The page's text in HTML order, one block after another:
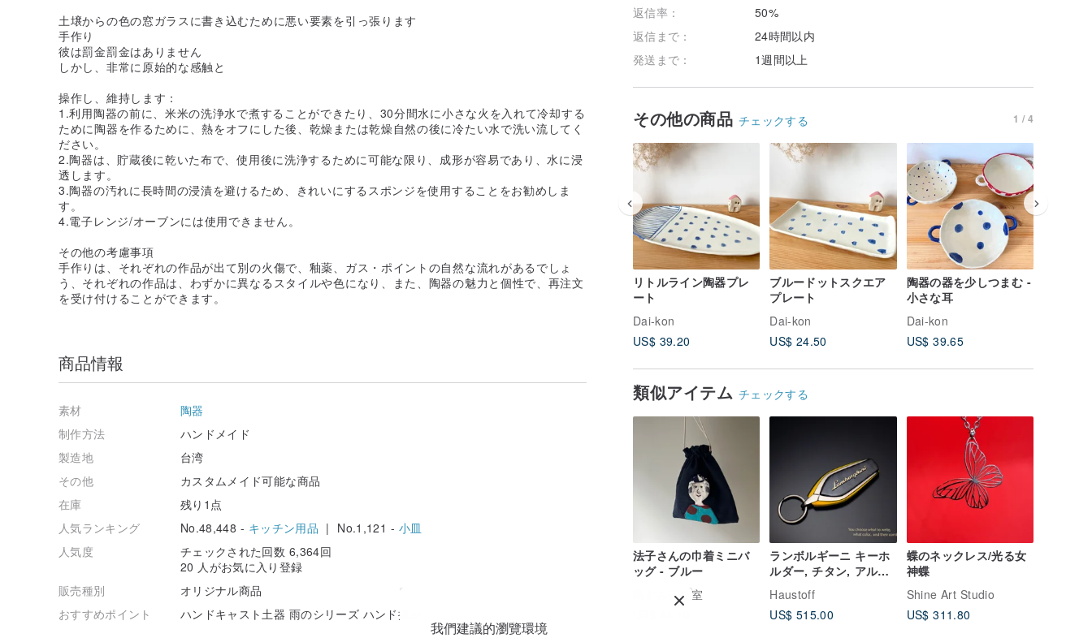
返信率：
50%
返信まで：
24時間以内
発送まで：
1週間以上
その他の商品 チェックする 1 / 4
リトルライン陶器プレ
ート
Dai-kon
US$ 39.20
ブルードットスクエア
プレート
Dai-kon
US$ 24.50
陶器の器を少しつまむ -
小さな耳
Dai-kon
US$ 39.65
類似アイテム チェックする
法子さんの巾着ミニバ
ッグ - ブルー
隅すみ実験室
ランボルギーニ キーホ
ルダー, チタン, アルマ
イト加工アルミニウム,
カーボンファイバー, ウ
ルス, アヴェンタドー
Haustoff
US$ 515.00
蝶のネックレス/光る女
神蝶
Shine Art Studio
US$ 311.80
土壌からの色の窓ガラスに書き込むために悪い要素を引っ張ります
手作り
彼は罰金罰金はありません
しかし、非常に原始的な感触と
操作し、維持します：
1.利用陶器の前に、米米の洗浄水で煮することができたり、30分間水に小さな火を入れて冷却する
ために陶器を作るために、熱をオフにした後、乾燥または乾燥自然の後に冷たい水で洗い流してく
ださい。
2.陶器は、貯蔵後に乾いた布で、使用後に洗浄するために可能な限り、成形が容易であり、水に浸
透します。
3.陶器の汚れに長時間の浸漬を避けるため、きれいにするスポンジを使用することをお勧めしま
す。
4.電子レンジ/オーブンには使用できません。
その他の考慮事項
手作りは、それぞれの作品が出て別の火傷で、釉薬、ガス・ポイントの自然な流れがあるでしょ
う、それぞれの作品は、わずかに異なるスタイルや色になり、また、陶器の魅力と個性で、再注文
を受け付けることができます。
商品情報
素材
陶器
制作方法
ハンドメイド
製造地
台湾
その他
カスタムメイド可能な商品
在庫
残り1点
人気ランキング
No.48,448 - キッチン用品 | No.1,121 - 小皿
人気度
チェックされた回数 6,364回
20 人がお気に入り登録
販売種別
オリジナル商品
おすすめポイント
ハンドキャスト土器 雨のシリーズ ハンド描か
我們建議的瀏覽環境